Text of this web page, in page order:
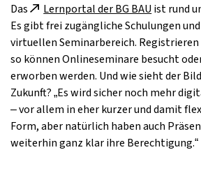
Das Lernportal der BG BAU ist rund
Es gibt frei zugängliche Schulungen
virtuellen Seminarbereich.
so können Onlineseminare besucht
erworben werden. Und wie sieht der
Zukunft? „Es wird sicher noch mehr
– vor allem in eher kurzer und damit
Form, aber natürlich haben auch
weiterhin ganz klar ihre Berechtigung.“